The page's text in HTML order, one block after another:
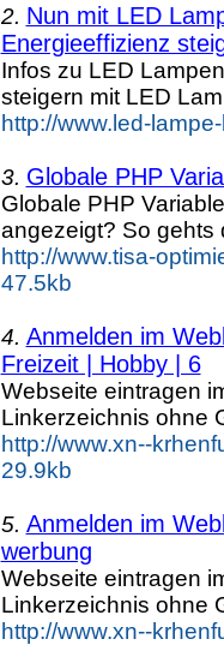
2. Nun mit LED
Energieeffizienz
Infos zu LED
steigern mit LED
http://www.led-
3. Globale PHP
Globale PHP
angezeigt? So gehts
http://www.tisa-
47.5kb
4. Anmelden im
Freizeit | Hobby | 6
Webseite eintragen
Linkerzeichnis ohne
http://www.xn--
29.9kb
5. Anmelden im
werbung
Webseite eintragen
Linkerzeichnis ohne
http://www.xn--